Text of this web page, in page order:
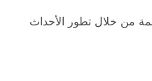
من خلال تطور الأحداث